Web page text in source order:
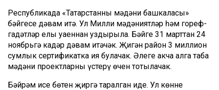
Республикада «Татарстанның мәдәни башкаласы»
бәйгесе дәвам итә. Ул Милли мәдәниятләр һәм гореф-
гадәтләр елы уңаеннан уздырыла. Бәйге 31 марттан 24
ноябрьгә кадәр дәвам итәчәк. Җиңгән район 3 миллион
сумлык сертификатка ия булачак. Әлеге акча алга таба
мәдәни проектларны үстерү өчен тотылачак.
Бәйрәм исе бөтен җиргә таралган иде. Ул көнне